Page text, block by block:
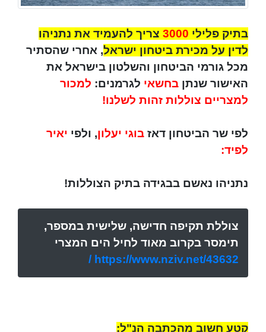
בתיק פלילי 3000 צריך להעמיד את נתניהו
לדין על מכירת ביטחון ישראל, אחרי שהסתיר
מכל גורמי הביטחון והשלטון בישראל את
האישור שנתן בחשאי לגרמנים: למכור
למצריים צוללות זהות לשלנו!
לפי שר הביטחון דאז בוגי יעלון, ולפי יאיר
לפיד:
נתניהו נאשם בבגידה בתיק הצוללות!
צוללת תקיפה חדישה, שלישית במספר,
תימסר בקרוב מאוד לחיל הים המצרי
https://www.nziv.net/43632 /
קטע חשוב מהכתבה הנ"ל: